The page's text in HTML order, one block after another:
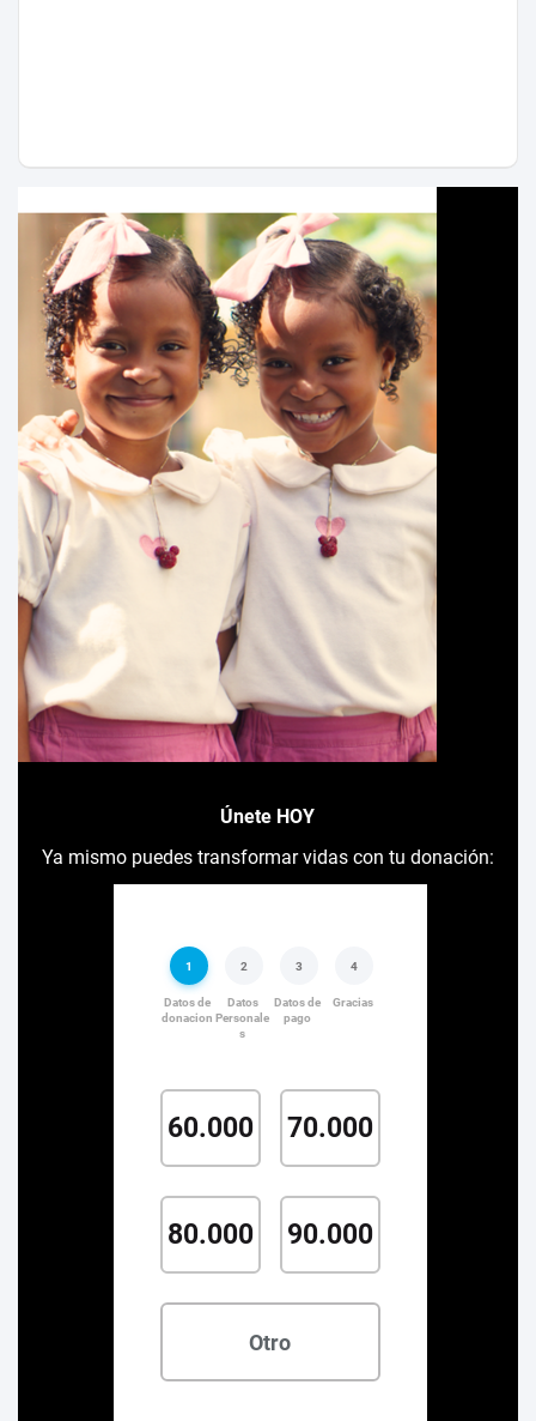
Únete HOY
Ya mismo puedes transformar vidas con tu donación: